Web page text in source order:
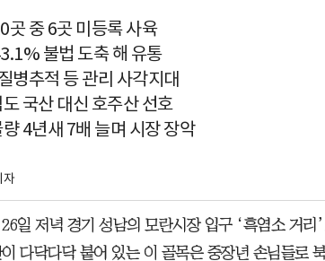
곳 중 6곳 미등록 사육
불법 도축 해 유통
병추적 등 관리 사각지대
국산 대신 호주산 선호
4년새 7배 늘며 시장 장악
자
일 저녁 경기 성남의 모란시장 입구 ‘흑염소 거리
다닥다닥 붙어 있는 이 골목은 중장년 손님들로